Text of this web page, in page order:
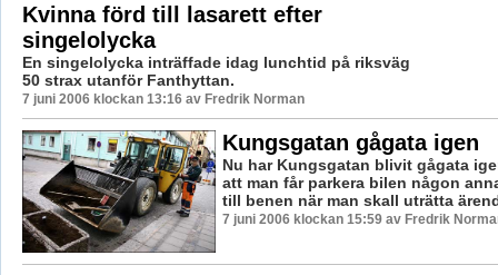
Kvinna förd till lasarett efter
singelolycka
En singelolycka inträffade idag lunchtid på riksväg
50 strax utanför Fanthyttan.
7 juni 2006 klockan 13:16 av Fredrik Norman
Kungsgatan gågata igen
Nu har Kungsgatan blivit gågata
att man får parkera bilen någon
till benen när man skall uträtta
7 juni 2006 klockan 15:59 av Fredrik